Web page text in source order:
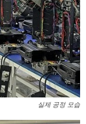
실제 공정 모습